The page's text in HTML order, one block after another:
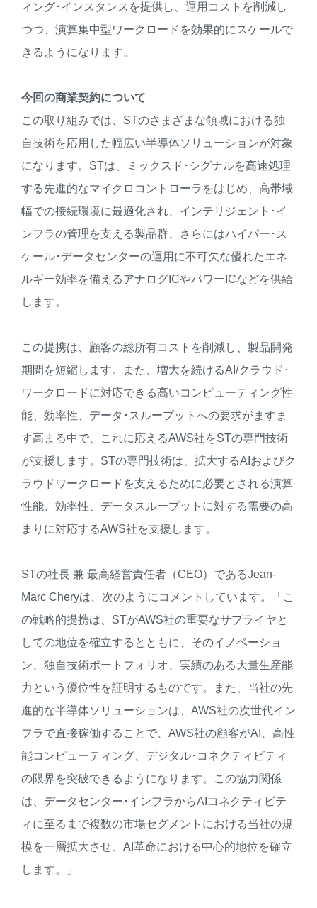
ィング･インスタンスを提供し、運用コストを削減し
つつ、演算集中型ワークロードを効果的にスケールで
きるようになります。
今回の商業契約について
この取り組みでは、STのさまざまな領域における独
自技術を応用した幅広い半導体ソリューションが対象
になります。STは、ミックスド･シグナルを高速処理
する先進的なマイクロコントローラをはじめ、高帯域
幅での接続環境に最適化され、インテリジェント･イ
ンフラの管理を支える製品群、さらにはハイパー･ス
ケール･データセンターの運用に不可欠な優れたエネ
ルギー効率を備えるアナログICやパワーICなどを供給
します。
この提携は、顧客の総所有コストを削減し、製品開発
期間を短縮します。また、増大を続けるAI/クラウド･
ワークロードに対応できる高いコンピューティング性
能、効率性、データ･スループットへの要求がますま
す高まる中で、これに応えるAWS社をSTの専門技術
が支援します。STの専門技術は、拡大するAIおよびク
ラウドワークロードを支えるために必要とされる演算
性能、効率性、データスループットに対する需要の高
まりに対応するAWS社を支援します。
STの社長 兼 最高経営責任者（CEO）であるJean-
Marc Cheryは、次のようにコメントしています。「こ
の戦略的提携は、STがAWS社の重要なサプライヤと
しての地位を確立するとともに、そのイノベーショ
ン、独自技術ポートフォリオ、実績のある大量生産能
力という優位性を証明するものです。また、当社の先
進的な半導体ソリューションは、AWS社の次世代イン
フラで直接稼働することで、AWS社の顧客がAI、高性
能コンピューティング、デジタル･コネクティビティ
の限界を突破できるようになります。この協力関係
は、データセンター･インフラからAIコネクティビテ
ィに至るまで複数の市場セグメントにおける当社の規
模を一層拡大させ、AI革命における中心的地位を確立
します。」